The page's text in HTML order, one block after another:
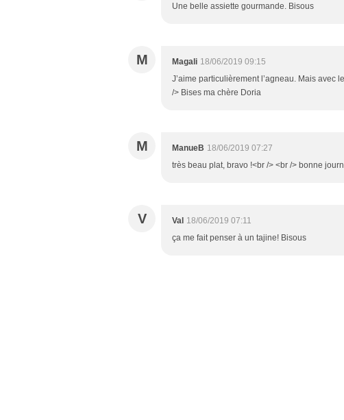
Une belle assiette gourmande. Bisous
M Magali 18/06/2019 09:15
J’aime particulièrement l’agneau. Mais avec
/> Bises ma chère Doria
M ManueB 18/06/2019 07:27
très beau plat, bravo !<br /> <br /> bonne
V Val 18/06/2019 07:11
ça me fait penser à un tajine! Bisous